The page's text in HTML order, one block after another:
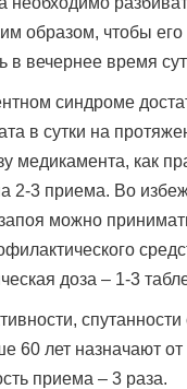
образом, чтобы
в вечернее время
синдроме
в сутки на
медикамента, как
2-3 приема. Во
можно
доза – 1-3
60 лет назначают от
приема – 3 раза.